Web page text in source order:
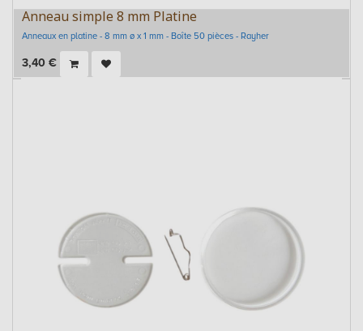
Anneau simple 8 mm Platine
Anneaux en platine - 8 mm ø x 1 mm - Boîte 50 pièces - Rayher
3,40 €